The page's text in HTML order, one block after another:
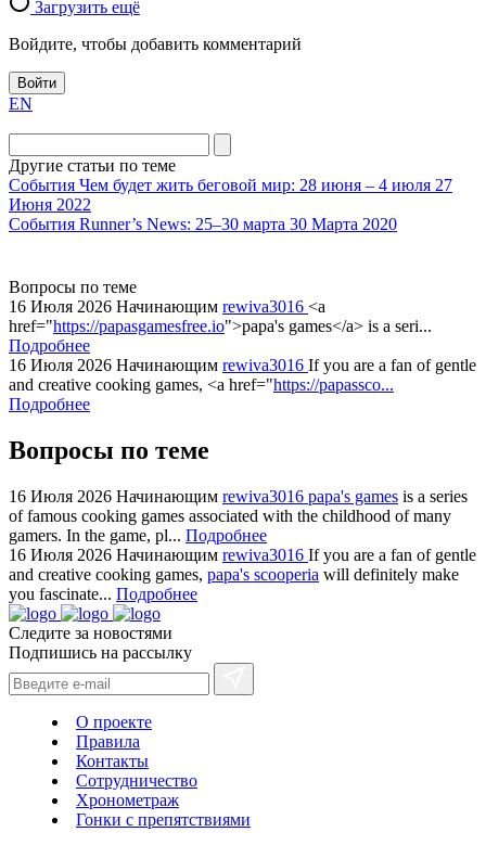
Загрузить ещё
Войдите, чтобы добавить комментарий
Войти
EN
Другие статьи по теме
События Чем будет жить беговой мир: 28 июня – 4 июля 27
Июня 2022
События Runner’s News: 25–30 марта 30 Марта 2020
Вопросы по теме
16 Июля 2026 Начинающим rewiva3016 <a
href="https://papasgamesfree.io">papa's games</a> is a seri...
Подробнее
16 Июля 2026 Начинающим rewiva3016 If you are a fan of gentle
and creative cooking games, <a href="https://papassco...
Подробнее
Вопросы по теме
16 Июля 2026 Начинающим rewiva3016 papa's games is a series
of famous cooking games associated with the childhood of many
gamers. In the game, pl... Подробнее
16 Июля 2026 Начинающим rewiva3016 If you are a fan of gentle
and creative cooking games, papa's scooperia will definitely make
you fascinate... Подробнее
Следите за новостями
Подпишись на рассылку
О проекте
Правила
Контакты
Сотрудничество
Хронометраж
Гонки с препятствиями